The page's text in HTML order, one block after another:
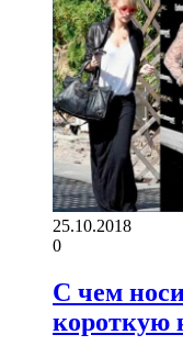
25.10.2018
0
С чем
короткую